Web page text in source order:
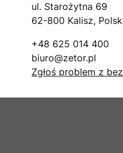
ul. Starożytna 69
62-800 Kalisz,
+48 625 014 400
biuro@zetor.pl
Zgłoś problem z